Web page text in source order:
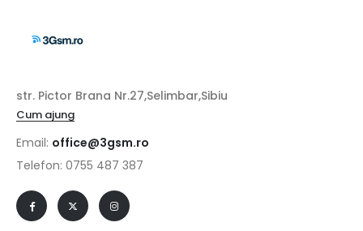
str. Pictor Brana Nr.27,Selimbar,Sibiu
Cum ajung
Email: office@3gsm.ro
Telefon: 0755 487 387